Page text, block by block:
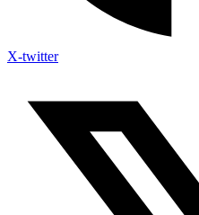
X-twitter